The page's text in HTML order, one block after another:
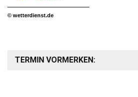
© wetterdienst.de
TERMIN VORMERKEN: